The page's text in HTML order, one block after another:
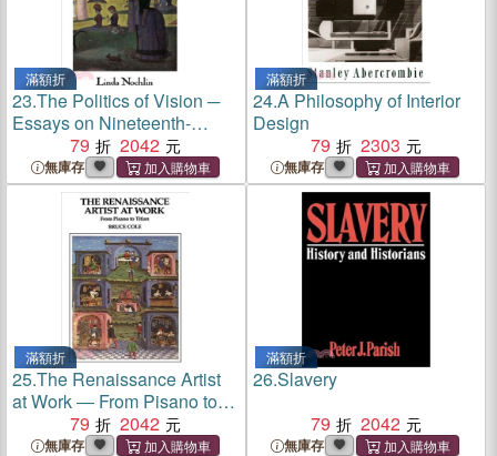
滿額折
23.The Politics of Vision ─
Essays on Nineteenth-
Century Art and Society
79 2042
無庫存
滿額折
24.A Philosophy of Interior
Design
79
2303
無庫存
滿額折
25.The Renaissance Artist
at Work ― From Pisano to
79 2042
無庫存
滿額折
26.Slavery
79
2042
無庫存